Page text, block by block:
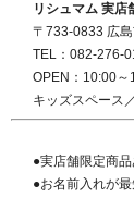
リシュマム 実店
〒733-0833 広
TEL：082-276-
OPEN：10:00～
キッズスペース
●実店舗限定商品
●お名前入れが